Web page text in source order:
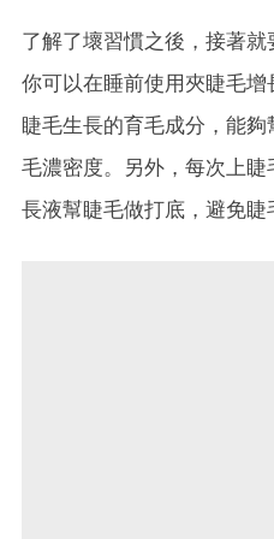
了解了壞習慣之後，接著就
你可以在睡前使用夾睫毛
睫毛生長的育毛成分，能
毛濃密度。另外，每次上
長液幫睫毛做打底，避免睫